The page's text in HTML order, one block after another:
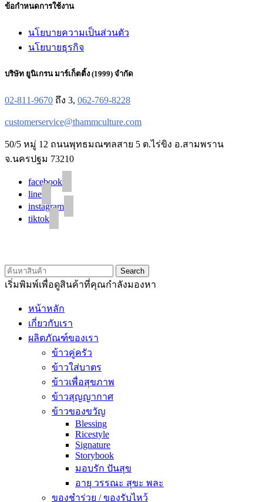
ข้อกำหนดการใช้งาน
นโยบายความเป็นส่วนตัว
นโยบายธุรกิจ
บริษัท ยูนิเกรน มาร์เก็ตติ้ง (1999) จำกัด
02-811-9670 ถึง 3, 062-769-8228
customerservice@thammculture.com
50/5 หมู่ 12 ถนนพุทธมณฑลสาย 5 ต.ไร่ขิง อ.สามพราน
จ.นครปฐม 73210
facebook
line
instagram
tiktok
Search
เริ่มพิมพ์เพื่อดูสินค้าที่คุณกำลังมองหา
หน้าหลัก
เกี่ยวกับเรา
ผลิตภัณฑ์ของเรา
ข้าวคู่ครัว
ข้าวใส่บาตร
ข้าวเพื่อสุขภาพ
ข้าวสุญญากาศ
ข้าวของขวัญ
Blessing
Ricestyle
Signature
Storybook
มอบรัก ปันสุข
อายุ วรรณะ สุขะ พละ
ของชำร่วย / ของรับไหว้